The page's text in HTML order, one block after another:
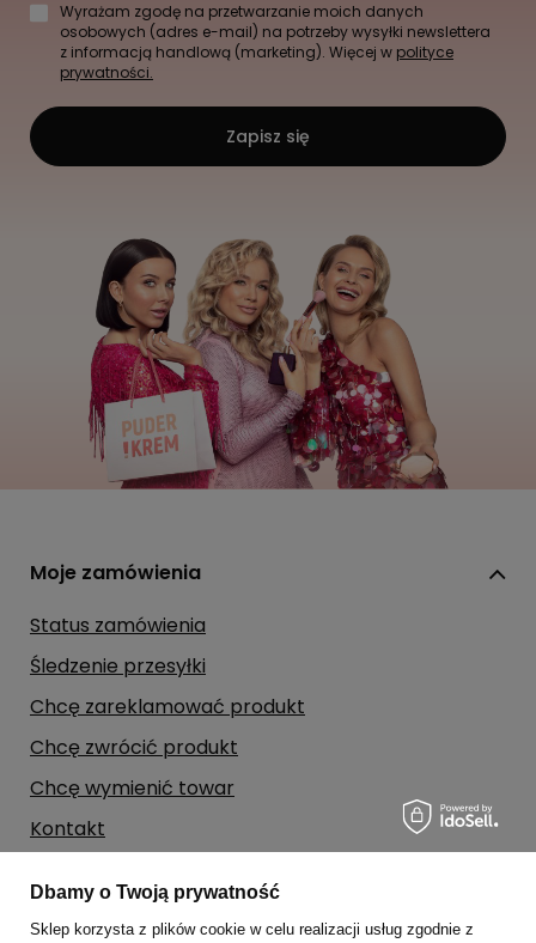
Wyrażam zgodę na przetwarzanie moich danych
osobowych (adres e-mail) na potrzeby wysyłki newslettera
z informacją handlową (marketing). Więcej w polityce
prywatności.
Zapisz się
Moje zamówienia
Status zamówienia
Śledzenie przesyłki
Chcę zareklamować produkt
Chcę zwrócić produkt
Chcę wymienić towar
Kontakt
Moje konto
Dbamy o Twoją prywatność
Sklep korzysta z plików cookie w celu realizacji usług zgodnie z